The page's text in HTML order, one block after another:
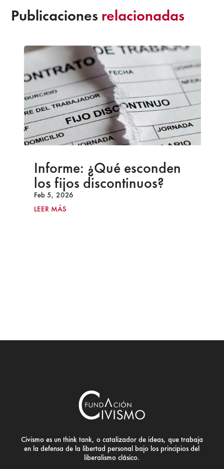
Publicaciones relacionadas
Informe: ¿Qué esconden
los fijos discontinuos?
Feb 5, 2026
LEER MÁS
Civismo es un think tank, o catalizador de ideas, que trabaja
en la defensa de la libertad personal bajo los principios del
liberalismo clásico.